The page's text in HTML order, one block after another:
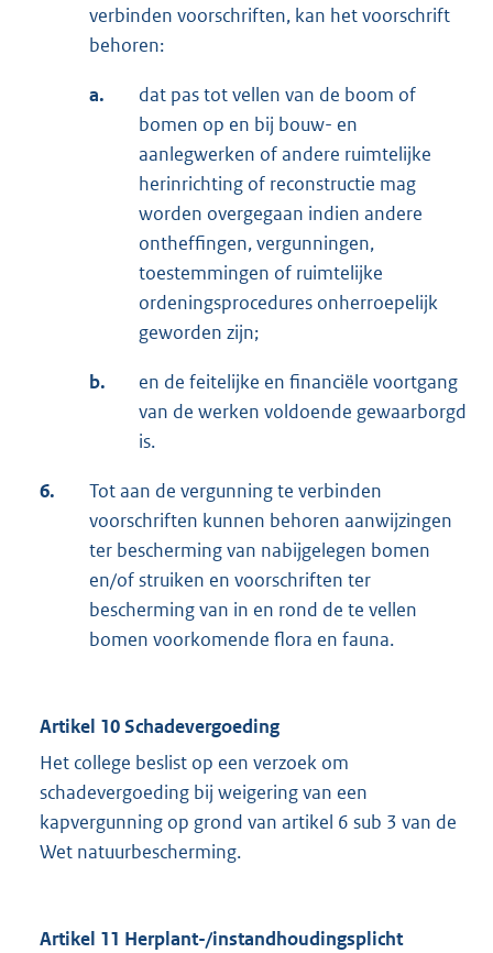
verbinden voorschriften, kan het voorschrift
behoren:
a.
dat pas tot vellen van de boom of
bomen op en bij bouw- en
aanlegwerken of andere ruimtelijke
herinrichting of reconstructie mag
worden overgegaan indien andere
ontheffingen, vergunningen,
toestemmingen of ruimtelijke
ordeningsprocedures onherroepelijk
geworden zijn;
b.
en de feitelijke en financiële voortgang
van de werken voldoende gewaarborgd
is.
6.
Tot aan de vergunning te verbinden
voorschriften kunnen behoren aanwijzingen
ter bescherming van nabijgelegen bomen
en/of struiken en voorschriften ter
bescherming van in en rond de te vellen
bomen voorkomende flora en fauna.
Artikel 10 Schadevergoeding
Het college beslist op een verzoek om
schadevergoeding bij weigering van een
kapvergunning op grond van artikel 6 sub 3 van de
Wet natuurbescherming.
Artikel 11 Herplant-/instandhoudingsplicht